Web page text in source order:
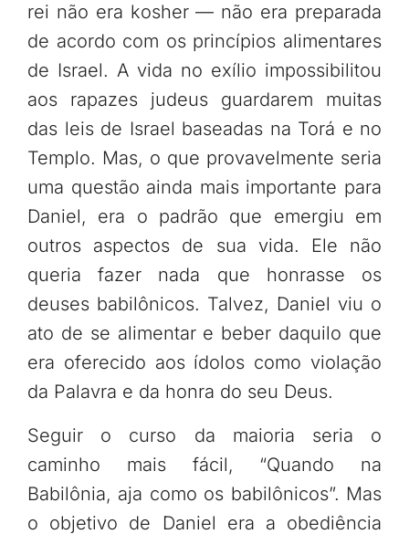
rei não era kosher — não era preparada
de acordo com os princípios alimentares
de Israel. A vida no exílio impossibilitou
aos rapazes judeus guardarem muitas
das leis de Israel baseadas na Torá e no
Templo. Mas, o que provavelmente seria
uma questão ainda mais importante para
Daniel, era o padrão que emergiu em
outros aspectos de sua vida. Ele não
queria fazer nada que honrasse os
deuses babilônicos. Talvez, Daniel viu o
ato de se alimentar e beber daquilo que
era oferecido aos ídolos como violação
da Palavra e da honra do seu Deus.
Seguir o curso da maioria seria o
caminho mais fácil, “Quando na
Babilônia, aja como os babilônicos”. Mas
o objetivo de Daniel era a obediência